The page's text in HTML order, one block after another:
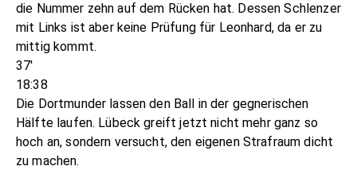
die Nummer zehn auf dem Rücken hat. Dessen Schlenzer
mit Links ist aber keine Prüfung für Leonhard, da er zu
mittig kommt.
37'
18:38
Die Dortmunder lassen den Ball in der gegnerischen
Hälfte laufen. Lübeck greift jetzt nicht mehr ganz so
hoch an, sondern versucht, den eigenen Strafraum dicht
zu machen.